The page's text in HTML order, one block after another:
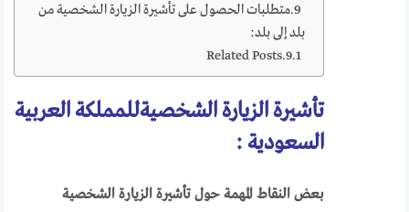
متطلبات الحصول على تأشيرة الزيارة الشخصية من
بلد إلى بلد:
Related Posts
تأشيرة الزيارة الشخصيةللمملكة العربية
السعودية :
بعض النقاط المهمة حول تأشيرة الزيارة الشخصية